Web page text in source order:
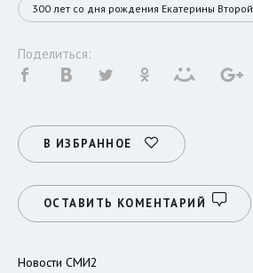
300 лет со дня рождения Екатерины Второй
Поделиться:
В ИЗБРАННОЕ
ОСТАВИТЬ КОМЕНТАРИЙ
Новости СМИ2